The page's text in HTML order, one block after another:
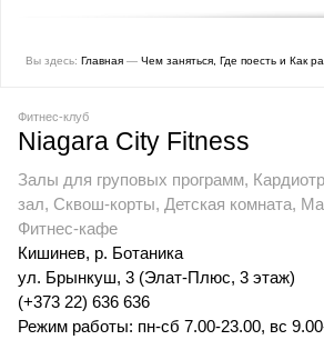
Вы здесь: Главная — Чем заняться, Где поесть и Как
Фитнес-клуб
Niagara City Fitness
Залы для груповых программ,
зал, Сквош-корты, Детская комната,
Фитнес-кафе
Кишинев, р. Ботаника
ул. Брынкуш, 3 (Элат-Плюс, 3 этаж)
(+373 22) 636 636
Режим работы: пн-сб 7.00-23.00, вс